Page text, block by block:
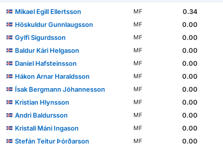
Mikael Egill Ellertsson MF
0.34
Höskuldur Gunnlaugsson
MF
0.00
Gylfi Sigurdsson
MF
0.00
Baldur Kári Helgason
MF
0.00
Daníel Hafsteinsson
MF
0.00
Hákon Arnar Haraldsson
MF
0.00
Ísak Bergmann Jóhannesson
MF
0.00
Kristian Hlynsson
MF
0.00
Andri Baldursson
MF
0.00
Kristall Máni Ingason
MF
0.00
Stefán Teitur Þórðarson
MF
0.00